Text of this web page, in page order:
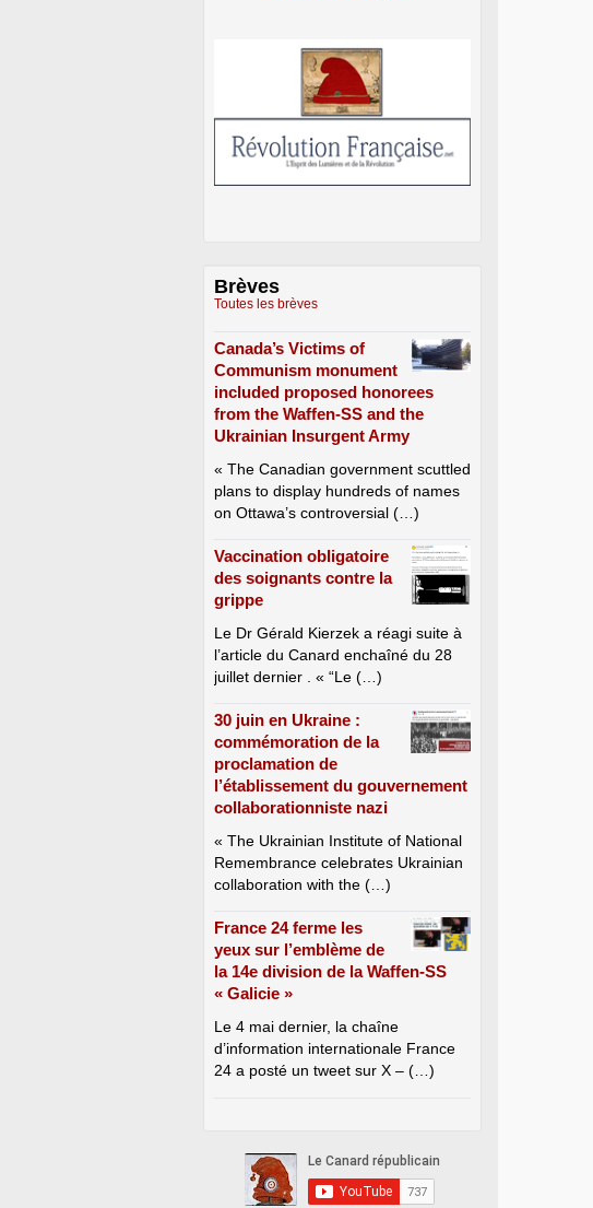
Brèves
Toutes les brèves
Canada’s Victims of
Communism monument
included proposed honorees
from the Waffen-SS and the
Ukrainian Insurgent Army
« The Canadian government scuttled
plans to display hundreds of names
on Ottawa’s controversial (…)
Vaccination obligatoire
des soignants contre la
grippe
Le Dr Gérald Kierzek a réagi suite à
l’article du Canard enchaîné du 28
juillet dernier . « “Le (…)
30 juin en Ukraine :
commémoration de la
proclamation de
l’établissement du gouvernement
collaborationniste nazi
« The Ukrainian Institute of National
Remembrance celebrates Ukrainian
collaboration with the (…)
France 24 ferme les
yeux sur l’emblème de
la 14e division de la Waffen-SS
« Galicie »
Le 4 mai dernier, la chaîne
d’information internationale France
24 a posté un tweet sur X – (…)